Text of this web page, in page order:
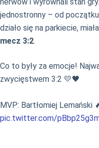
nerwów i wyrównali stan
jednostronny – od
działo się na parkiecie, miała
mecz 3:2.
Co to były za emocje!
zwycięstwem 3:2 💛🖤
MVP: Bartłomiej Lemański
pic.twitter.com/